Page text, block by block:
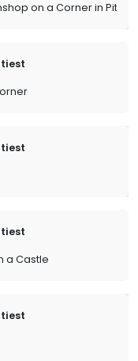
on a Corner in
a Castle